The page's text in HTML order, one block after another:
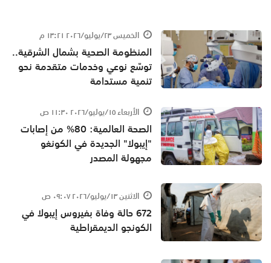
الخميس ٢٣/يوليو/٢٠٢٦ ١٣:٢١ م
المنظومة الصحية بشمال الشرقية..
توسّع نوعي وخدمات متقدمة نحو
تنمية مستدامة
الأربعاء ١٥/يوليو/٢٠٢٦ ١١:٣٠ ص
الصحة العالمية: 80% من إصابات
"إيبولا" الجديدة في الكونغو
مجهولة المصدر
الاثنين ١٣/يوليو/٢٠٢٦ ٠٩:٠٧ ص
672 حالة وفاة بفيروس إيبولا في
الكونجو الديمقراطية